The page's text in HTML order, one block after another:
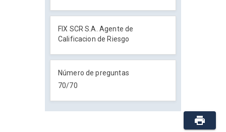
FIX SCR S.A. Agente de
Calificacion de Riesgo
Número de preguntas
70/70